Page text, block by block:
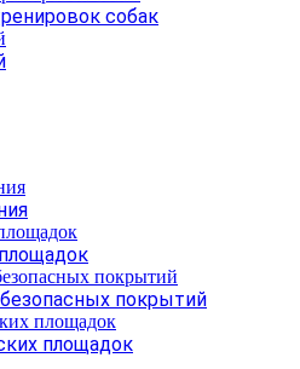
собак
покрытий
площадок